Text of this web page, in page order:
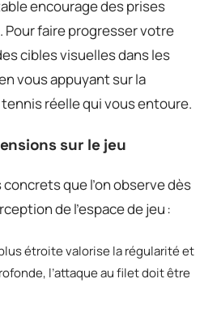
encourage des prises
Pour faire progresser votre
cibles visuelles dans les
vous appuyant sur la
réelle qui vous entoure.
sur le jeu
que l’on observe dès
de l’espace de jeu :
étroite valorise la régularité et
l’attaque au filet doit être